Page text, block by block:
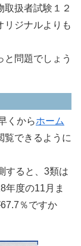
扱者試験１２
リジナルよりも
問題でしょう
くからホーム
覧できるように
すると、3類は
年度の11月ま
％ですか